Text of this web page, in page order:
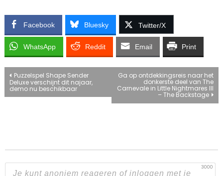
Facebook Bluesky Twitter/X
WhatsApp Reddit Email Print
Bericht
navigatie
Puzzelspel Shape Sender
Deluxe verschijnt dit najaar,
demo nu beschikbaar
Ga op ontdekkingsreis naar het
donkerste deel van The
Carnevale in Little Nightmares III
– The Backstage
3000